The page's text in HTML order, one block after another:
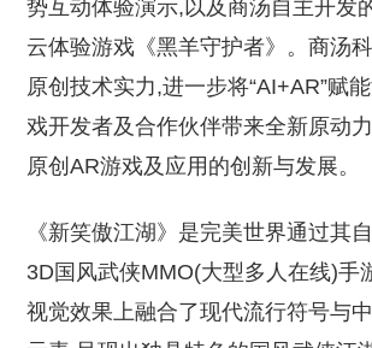
势互动体验演示,以及商汤自主开发
云体验游戏《黑羊守护者》。商汤
原创技术实力,进一步将“AI+AR”赋
戏开发者及合作伙伴带来全新原动
原创AR游戏及应用的创新与发展。
《新笑傲江湖》是完美世界通过其
3D国风武侠MMO(大型多人在线)手
视觉效果上融合了现代流行符号与